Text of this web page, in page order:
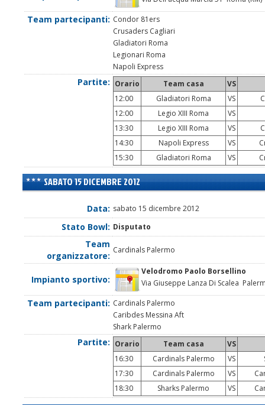
Team partecipanti: Condor 81ers
Crusaders Cagliari
Gladiatori Roma
Legionari Roma
Napoli Express
Partite: Orario Team casa VS
12:00
Gladiatori Roma VS
12:00
Legio XIII Roma VS
13:30
Legio XIII Roma VS
14:30
Napoli Express VS
15:30
Gladiatori Roma VS
SABATO 15 DICEMBRE 2012
Data: sabato 15 dicembre 2012
Stato Bowl: Disputato
Team
organizzatore:
Cardinals Palermo
Impianto sportivo:
Velodromo Paolo Borsellino
Via Giuseppe Lanza Di Scalea
Team partecipanti: Cardinals Palermo
Caribdes Messina Aft
Shark Palermo
Partite: Orario Team casa VS
16:30
Cardinals Palermo VS
17:30
Cardinals Palermo VS
18:30
Sharks Palermo VS